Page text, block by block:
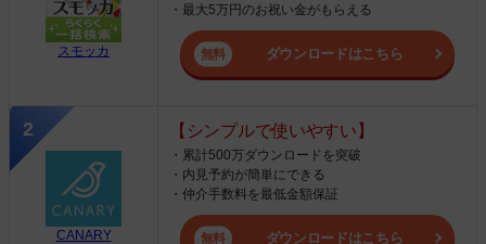
スモッカ
・最大5万円のお祝い金がもらえる
ダウンロードはこちら
CANARY
【シンプルで使いやすい】
・累計500万ダウンロードを突破
・内見予約が簡単にできる
・仲介手数料を最低金額保証
ダウンロードはこちら